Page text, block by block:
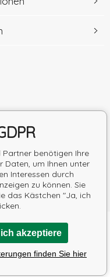
s.r.o.
-Lageplan
krmiva
benötigen Ihre
Daten, um Ihnen unter
Interessen durch
zu können. Sie
das Kästchen "Ja, ich
akzeptiere
finden Sie hier